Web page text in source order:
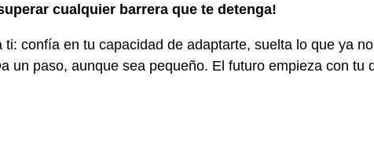
cualquier barrera que te detenga!
confía en tu capacidad de adaptarte, suelta lo que ya
un paso, aunque sea pequeño. El futuro empieza con tu